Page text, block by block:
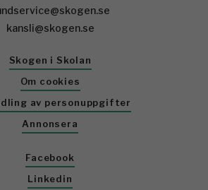
kansli@skogen.se
Skogen i Skolan
Om cookies
av personuppgifter
Annonsera
Facebook
Linkedin